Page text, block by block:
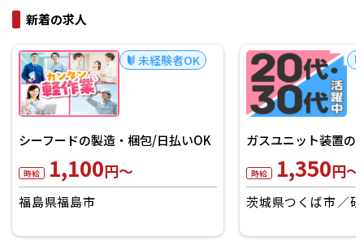
新着の求人
未経験者OK
シーフードの製造・梱包/日払いOK
時給 1,100円～
福島県福島市
ガスユニット装置の
時給 1,350円～
茨城県つくば市